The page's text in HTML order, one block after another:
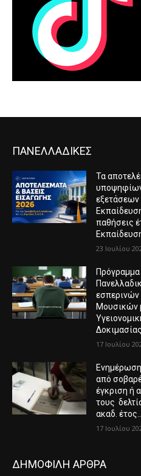
ΠΑΝΕΛΛΑΔΙΚΕΣ
Τα
εξετάσεων
παθήσεις
23 Ιουλίου
εσπερινών
Μουσικών
17 Ιουλίου
από
έγκριση ή
τους
ακαδ. έτος...
17 Ιουλίου
ΔΗΜΟΦΙΛΗ ΑΡΘΡΑ